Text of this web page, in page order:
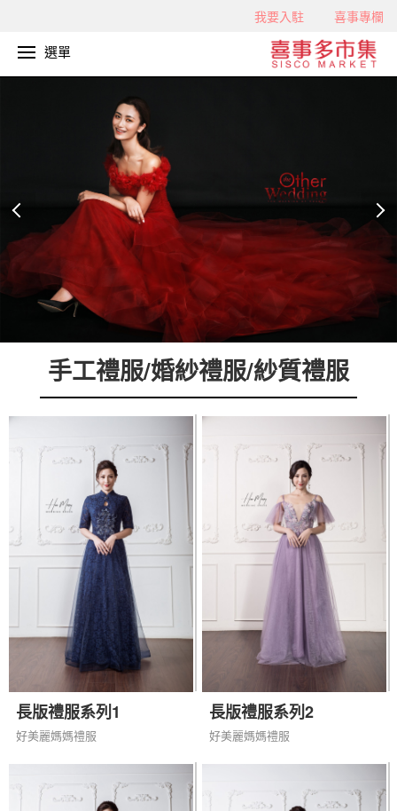
我要入駐 喜事專欄
選單
手工禮服/婚紗禮服/紗質禮服
長版禮服系列1
好美麗媽媽禮服
長版禮服系列2
好美麗媽媽禮服